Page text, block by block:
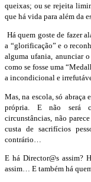
queixas; ou se rejeita
que há vida para além da
Há quem goste de fazer
a “glorificação” e o
alguma ufania, anunciar
como se fosse uma
a incondicional e
Mas, na escola, só abraça
própria. E não será
circunstâncias, não
custa de sacrifícios
contrário…
E há Director@s assim?
assim… E também há